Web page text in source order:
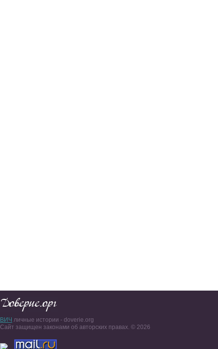
ВИЧ личные истории - doverie.org
Сайт защищен законами об авторских правах. © 2026